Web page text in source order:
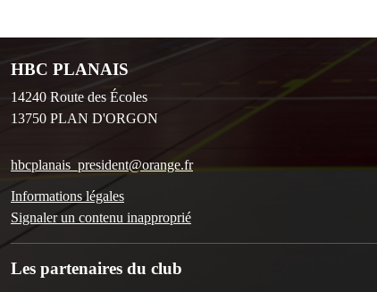
HBC PLANAIS
14240 Route des Écoles
13750 PLAN D'ORGON
hbcplanais_president@orange.fr
Informations légales
Signaler un contenu inapproprié
Les partenaires du club